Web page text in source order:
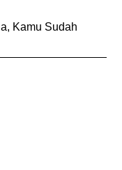
Kamu Sudah